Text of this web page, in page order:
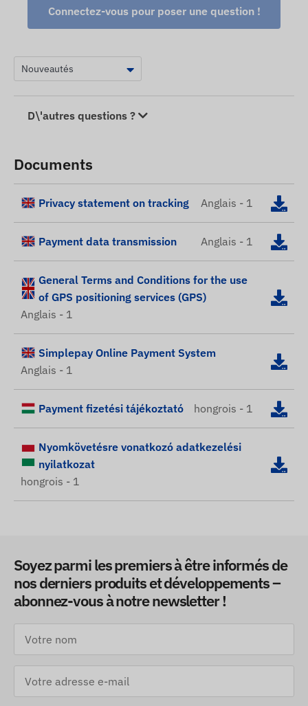
Connectez-vous pour poser une question !
D\'autres questions ?
Documents
Privacy statement on tracking Anglais - 1
Payment data transmission Anglais - 1
General Terms and Conditions for the use
of GPS positioning services (GPS)
Anglais - 1
Simplepay Online Payment System
Anglais - 1
Payment fizetési tájékoztató hongrois - 1
Nyomkövetésre vonatkozó adatkezelési
nyilatkozat
hongrois - 1
Soyez parmi les premiers à être informés de
nos derniers produits et développements –
abonnez-vous à notre newsletter !